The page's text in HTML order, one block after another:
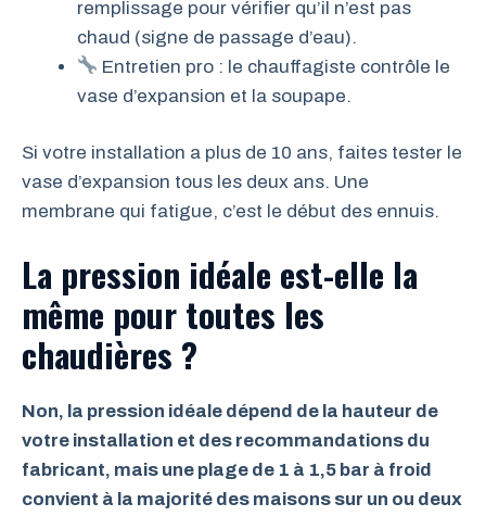
remplissage pour vérifier qu’il n’est pas
chaud (signe de passage d’eau).
Entretien pro : le chauffagiste contrôle le
vase d’expansion et la soupape.
Si votre installation a plus de 10 ans, faites tester le
vase d’expansion tous les deux ans. Une
membrane qui fatigue, c’est le début des ennuis.
La pression idéale est-elle la
même pour toutes les
chaudières ?
Non, la pression idéale dépend de la hauteur de
votre installation et des recommandations du
fabricant, mais une plage de 1 à 1,5 bar à froid
convient à la majorité des maisons sur un ou deux